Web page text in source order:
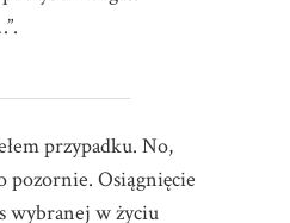
przypadku. No,
pozornie. Osiągnięcie
wybranej w życiu